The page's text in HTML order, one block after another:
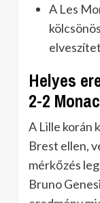
A Les
Helyes
2-2
A Lille korán
Brest ellen,
mérkőzés
Bruno